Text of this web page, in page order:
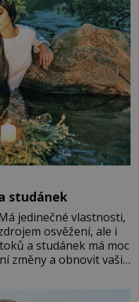
studánek
jedinečné vlastnosti,
osvěžení, ale i
a studánek má moc
změny a obnovit vaši
do svého života